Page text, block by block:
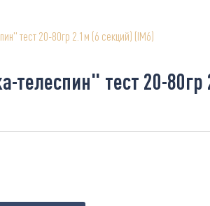
тест 20-80гр 2.1м (6 секций) (IM6)
телеспин" тест 20-